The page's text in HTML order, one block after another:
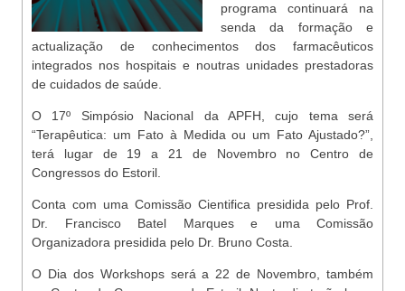
programa continuará na
senda da formação e
actualização de conhecimentos dos farmacêuticos
integrados nos hospitais e noutras unidades prestadoras
de cuidados de saúde.
O 17º Simpósio Nacional da APFH, cujo tema será
“Terapêutica: um Fato à Medida ou um Fato Ajustado?”,
terá lugar de 19 a 21 de Novembro no Centro de
Congressos do Estoril.
Conta com uma Comissão Cientifica presidida pelo Prof.
Dr. Francisco Batel Marques e uma Comissão
Organizadora presidida pelo Dr. Bruno Costa.
O Dia dos Workshops será a 22 de Novembro, também